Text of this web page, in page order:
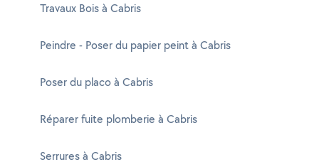
Travaux Bois à Cabris
Peindre - Poser du papier peint à Cabris
Poser du placo à Cabris
Réparer fuite plomberie à Cabris
Serrures à Cabris